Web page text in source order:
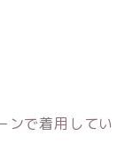
ンで着用してい